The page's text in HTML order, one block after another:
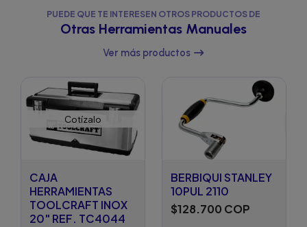
PUEDE QUE TE INTERESEN OTROS PRODUCTOS DE
Otras Herramientas Manuales
Ver más productos
Cotízalo
CAJA
HERRAMIENTAS
TOOLCRAFT INOX
20" REF. TC4044
BERBIQUI STANLEY
10PUL 2110
$128.700 COP